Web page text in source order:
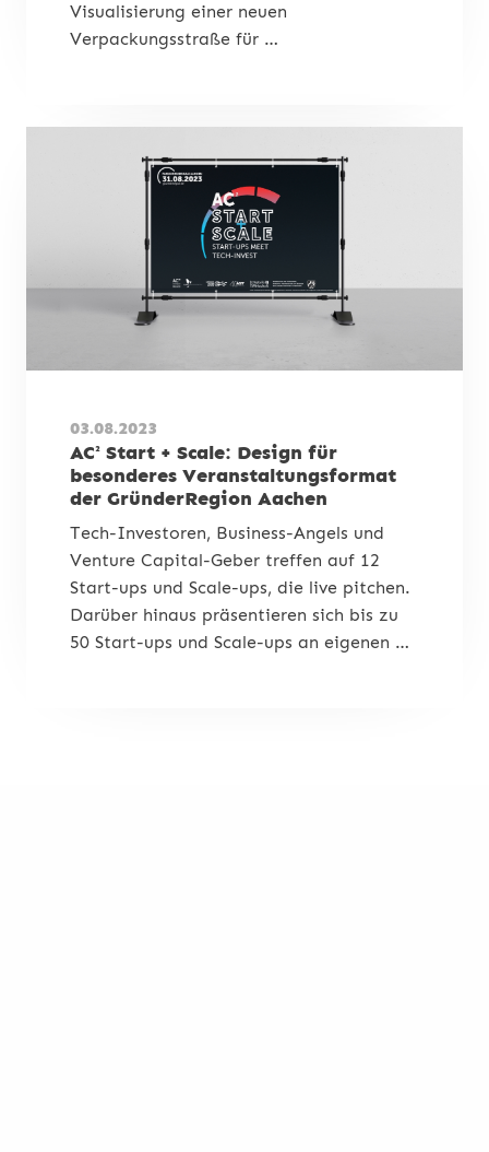
Visualisierung einer neuen
Verpackungsstraße für …
03.08.2023
AC² Start + Scale: Design für
besonderes Veranstaltungsformat
der GründerRegion Aachen
Tech-Investoren, Business-Angels und
Venture Capital-Geber treffen auf 12
Start-ups und Scale-ups, die live pitchen.
Darüber hinaus präsentieren sich bis zu
50 Start-ups und Scale-ups an eigenen …